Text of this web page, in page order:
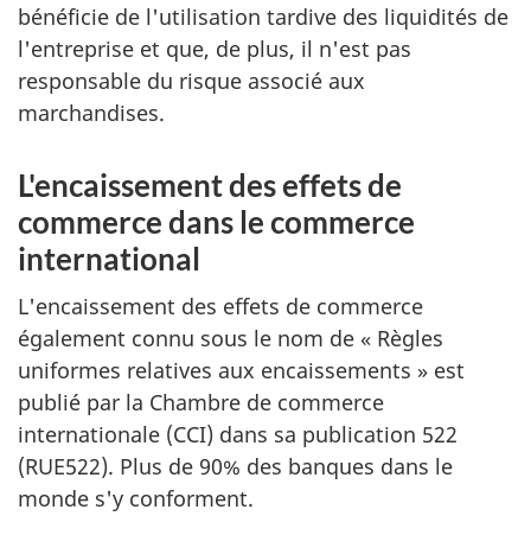
bénéficie de l'utilisation tardive des liquidités de
l'entreprise et que, de plus, il n'est pas
responsable du risque associé aux
marchandises.
L'encaissement des effets de
commerce dans le commerce
international
L'encaissement des effets de commerce
également connu sous le nom de « Règles
uniformes relatives aux encaissements » est
publié par la Chambre de commerce
internationale (CCI) dans sa publication 522
(RUE522). Plus de 90% des banques dans le
monde s'y conforment.